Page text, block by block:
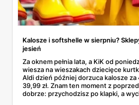
Kalosze i softshelle w sierpniu?
jesień
Za oknem pełnia lata, a KiK od
wiesza na wieszakach dziecięce
Aldi dzień później dorzuca kalosze za
39,99 zł. Znam ten moment z
dobrze: przychodzisz po klapki, a